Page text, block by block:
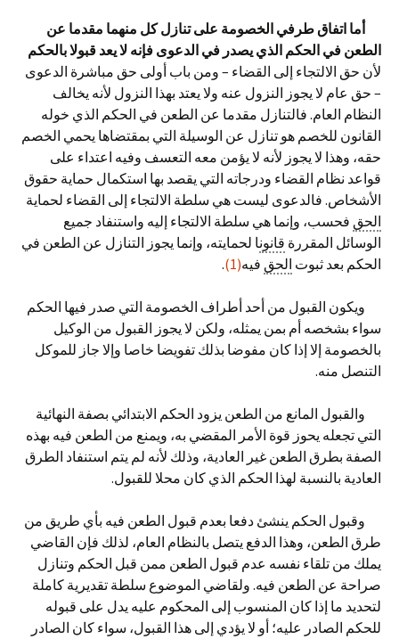
أما اتفاق طرفي الخصومة على تنازل كل منهما مقدما عن
الطعن في الحكم الذي يصدر في الدعوى فإنه لا يعد قبولا بالحكم
لأن حق الالتجاء إلى القضاء – ومن باب أولى حق مباشرة الدعوى
– حق عام لا يجوز النزول عنه ولا يعتد بهذا النزول لأنه يخالف
النظام العام. فالتنازل مقدما عن الطعن في الحكم الذي خوله
القانون للخصم هو تنازل عن الوسيلة التي بمقتضاها يحمي الخصم
حقه، وهذا لا يجوز لأنه لا يؤمن معه التعسف وفيه اعتداء على
قواعد نظام القضاء ودرجاته التي يقصد بها استكمال حماية حقوق
الأشخاص. فالدعوى ليست هي سلطة الالتجاء إلى القضاء لحماية
الحق فحسب، وإنما هي سلطة الالتجاء إليه واستنفاد جميع
الوسائل المقررة قانونا لحمايته، وإنما يجوز التنازل عن الطعن في
الحكم بعد ثبوت الحق فيه(1)
.
ويكون القبول من أحد أطراف الخصومة التي صدر فيها الحكم
سواء بشخصه أم بمن يمثله، ولكن لا يجوز القبول من الوكيل
بالخصومة إلا إذا كان مفوضا بذلك تفويضا خاصا وإلا جاز للموكل
التنصل منه.
والقبول المانع من الطعن يزود الحكم الابتدائي بصفة النهائية
التي تجعله يحوز قوة الأمر المقضي به، ويمنع من الطعن فيه بهذه
الصفة بطرق الطعن غير العادية، وذلك لأنه لم يتم استنفاد الطرق
العادية بالنسبة لهذا الحكم الذي كان محلا للقبول.
وقبول الحكم ينشئ دفعا بعدم قبول الطعن فيه بأي طريق من
طرق الطعن، وهذا الدفع يتصل بالنظام العام، لذلك فإن القاضي
يملك من تلقاء نفسه عدم قبول الطعن ممن قبل الحكم وتنازل
صراحة عن الطعن فيه. ولقاضي الموضوع سلطة تقديرية كاملة
لتحديد ما إذا كان المنسوب إلى المحكوم عليه يدل على قبوله
للحكم الصادر عليه؛ أو لا يؤدي إلى هذا القبول، سواء كان الصادر